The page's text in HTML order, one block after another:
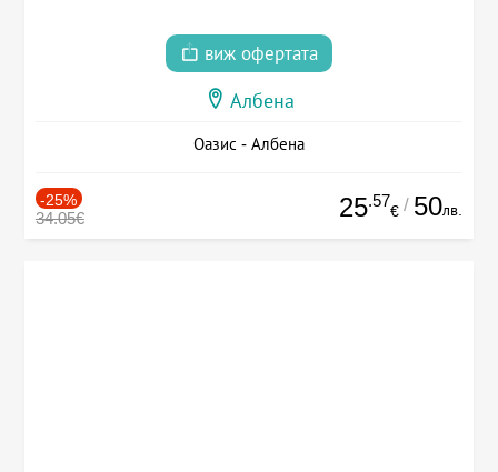
виж офертата
Албена
Оазис - Албена
-25%
34.05€ 25.57
€ / 50лв.